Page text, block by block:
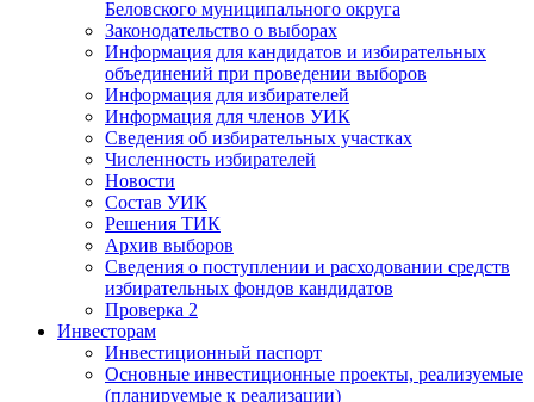
Беловского муниципального округа
Законодательство о выборах
Информация для кандидатов и избирательных
объединений при проведении выборов
Информация для избирателей
Информация для членов УИК
Сведения об избирательных участках
Численность избирателей
Новости
Состав УИК
Решения ТИК
Архив выборов
Сведения о поступлении и расходовании средств
избирательных фондов кандидатов
Проверка 2
Инвесторам
Инвестиционный паспорт
Основные инвестиционные проекты, реализуемые
(планируемые к реализации)